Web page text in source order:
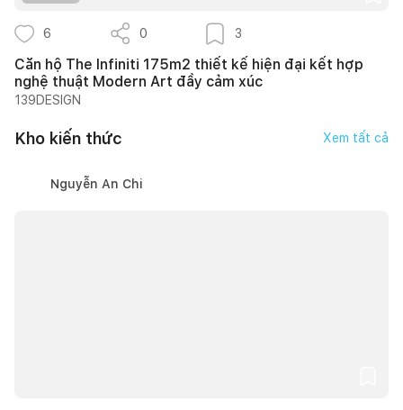
6 0 3
Căn hộ The Infiniti 175m2 thiết kế hiện đại kết hợp
nghệ thuật Modern Art đầy cảm xúc
139DESIGN
Kho kiến thức Xem tất cả
Nguyễn An Chi